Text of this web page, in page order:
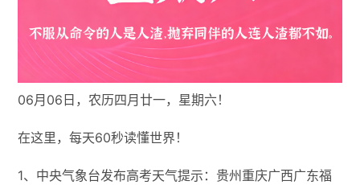
06月06日，农历四月廿一，星期六！
在这里，每天60秒读懂世界！
1、中央气象台发布高考天气提示：贵州重庆广西广东福